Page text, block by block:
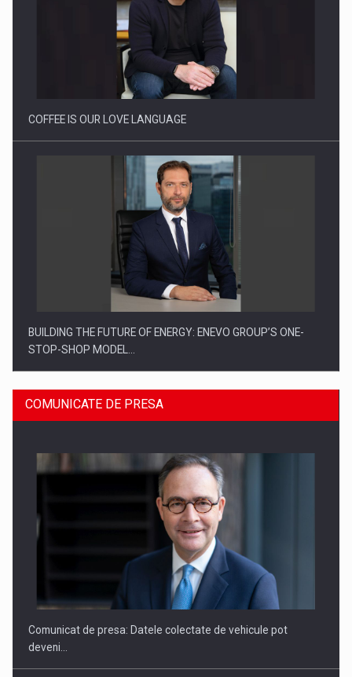
Cum invatam sa spunem nu intr-o cultura care pedepseste…
COFFEE IS OUR LOVE LANGUAGE
BUILDING THE FUTURE OF ENERGY: ENEVO GROUP’S ONE-
STOP-SHOP MODEL…
ROOTED IN ROMANIA, BUILT TO DELIVER TECHNOLOGY FOR
COMUNICATE DE PRESA
Comunicat de presa: Datele colectate de vehicule pot
deveni…